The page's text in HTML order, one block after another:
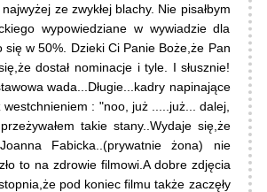
ze zwykłej blachy. Nie pisałbym
wypowiedziane w wywiadzie dla
w 50%. Dzieki Ci Panie Boże,że Pan
dostał nominacje i tyle. I słusznie!
wada...Długie...kadry napinające
: "noo, już .....już... dalej,
takie stany..Wydaje się,że
Fabicka..(prywatnie żona) nie
to na zdrowie filmowi.A dobre zdjęcia
pod koniec filmu także zaczęły